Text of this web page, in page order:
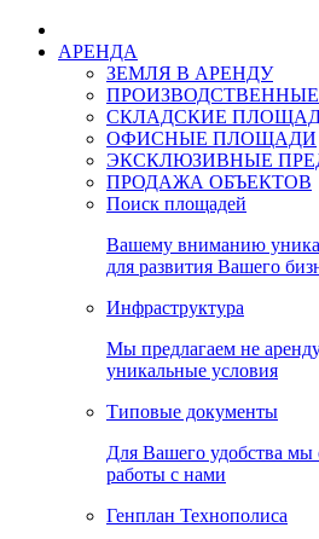
АРЕНДА
ЗЕМЛЯ В АРЕНДУ
СКЛАДСКИЕ
ОФИСНЫЕ ПЛОЩАДИ
ЭКСКЛЮЗИВНЫЕ
ПРОДАЖА ОБЪЕКТОВ
Поиск площадей
Вашему вниманию
для развития Вашего
Инфраструктура
Мы предлагаем не
уникальные условия
Типовые документы
Для Вашего удобства мы
работы с нами
Генплан Технополиса